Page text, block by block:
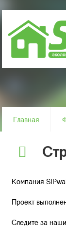
Главная
Компания
Проект
Следите за